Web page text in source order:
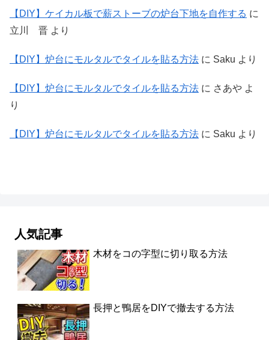
【DIY】ケイカル板で薪ストーブの炉台下地を自作する に
立川 晋 より
【DIY】炉台にモルタルでタイルを貼る方法 に Saku より
【DIY】炉台にモルタルでタイルを貼る方法 に さあや よ
り
【DIY】炉台にモルタルでタイルを貼る方法 に Saku より
人気記事
木材をコの字型に切り取る方法
長押と鴨居をDIYで撤去する方法